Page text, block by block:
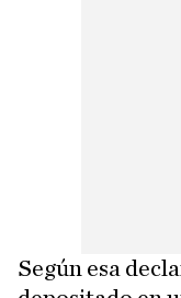
Según esa